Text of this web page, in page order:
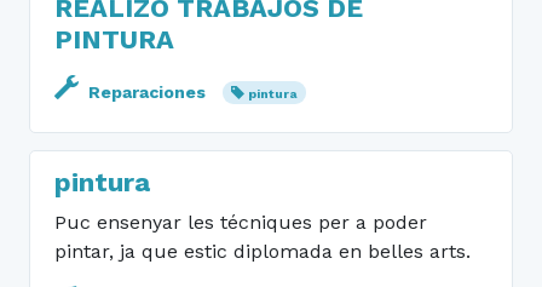
REALIZO TRABAJOS DE
PINTURA
Reparaciones pintura
pintura
Puc ensenyar les técniques per a poder
pintar, ja que estic diplomada en belles arts.